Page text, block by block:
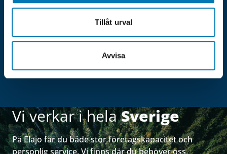
Tillåt urval
Avvisa
Vi verkar i helaSverige
På Elajo får du både stor företagskapacitet och
personlig service. Vi finns där du behöver oss.